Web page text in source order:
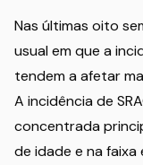
Nas últimas oito
usual em que a
tendem a afetar
A incidência de
concentrada
de idade e na